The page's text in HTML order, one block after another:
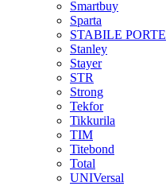
Smartbuy
Sparta
STABILE PORTE
Stanley
Stayer
STR
Strong
Tekfor
Tikkurila
TIM
Titebond
Total
UNIVersal